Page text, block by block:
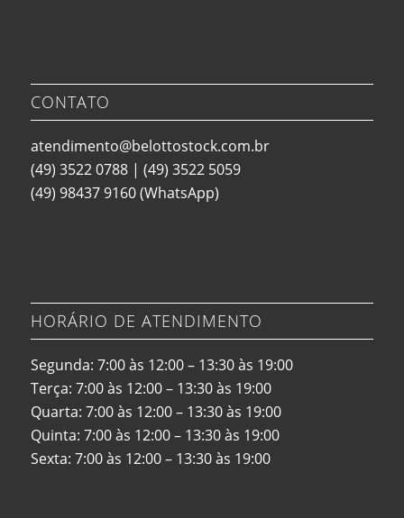
CONTATO
atendimento@belottostock.com.br
(49) 3522 0788| (49) 3522 5059
(49) 98437 9160(WhatsApp)
HORÁRIO DE ATENDIMENTO
Segunda: 7:00 às 12:00 – 13:30 às 19:00
Terça: 7:00 às 12:00 – 13:30 às 19:00
Quarta: 7:00 às 12:00 – 13:30 às 19:00
Quinta: 7:00 às 12:00 – 13:30 às 19:00
Sexta: 7:00 às 12:00 – 13:30 às 19:00